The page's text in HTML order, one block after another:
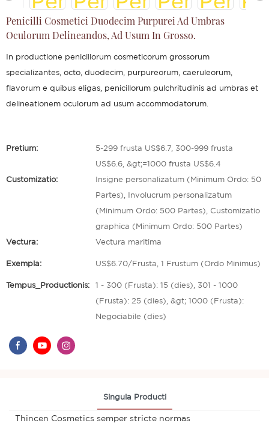
Penicilli Cosmetici Duodecim Purpurei Ad Umbras
Oculorum Delineandos, Ad Usum In Grosso.
In productione penicillorum cosmeticorum grossorum
specializantes, octo, duodecim, purpureorum, caeruleorum,
flavorum e quibus eligas, penicillorum pulchritudinis ad umbras et
delineationem oculorum ad usum accommodatorum.
Pretium: 5-299 frusta US$6.7, 300-999 frusta
US$6.6, &gt;=1000 frusta US$6.4
Customizatio: Insigne personalizatum (Minimum Ordo: 50
Partes), Involucrum personalizatum
(Minimum Ordo: 500 Partes), Customizatio
graphica (Minimum Ordo: 500 Partes)
Vectura: Vectura maritima
Exempla: US$6.70/Frusta, 1 Frustum (Ordo Minimus)
Tempus_Productionis: 1 - 300 (Frusta): 15 (dies), 301 - 1000
(Frusta): 25 (dies), &gt; 1000 (Frusta):
Negociabile (dies)
Singula Producti
Thincen Cosmetics semper stricte normas